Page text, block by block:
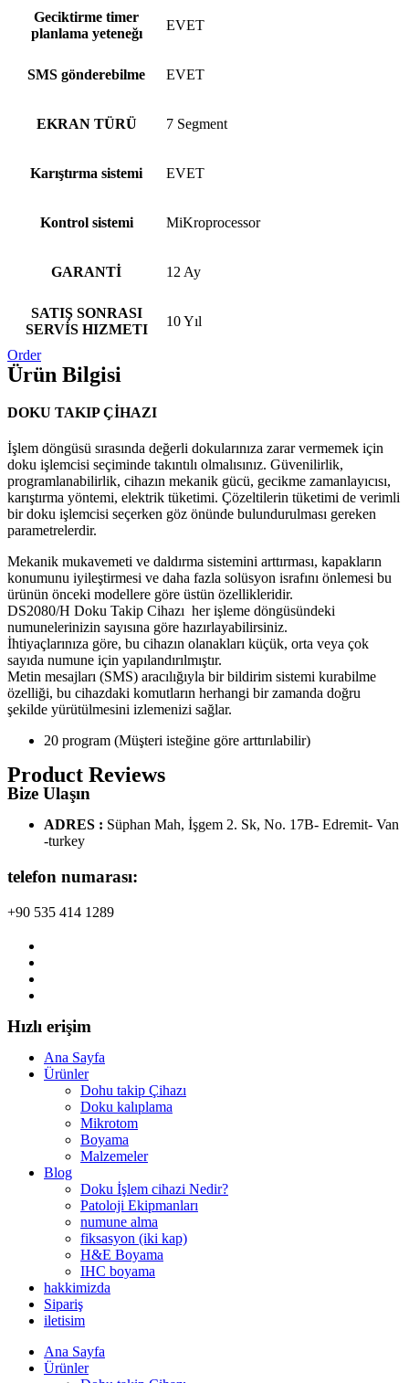
Geciktirme timer
planlama yeteneğı
EVET
SMS gönderebilme EVET
EKRAN TÜRÜ 7 Segment
Karıştırma sistemi EVET
Kontrol sistemi MiKroprocessor
GARANTİ 12 Ay
SATIŞ SONRASI
SERVİS HIZMETI
10 Yıl
Order
Ürün Bilgisi
DOKU TAKIP ÇİHAZI
İşlem döngüsü sırasında değerli dokularınıza zarar vermemek için
doku işlemcisi seçiminde takıntılı olmalısınız. Güvenilirlik,
programlanabilirlik, cihazın mekanik gücü, gecikme zamanlayıcısı,
karıştırma yöntemi, elektrik tüketimi. Çözeltilerin tüketimi de verimli
bir doku işlemcisi seçerken göz önünde bulundurulması gereken
parametrelerdir.
Mekanik mukavemeti ve daldırma sistemini arttırması, kapakların
konumunu iyileştirmesi ve daha fazla solüsyon israfını önlemesi bu
ürünün önceki modellere göre üstün özellikleridir.
DS2080/H Doku Takip Cihazı her işleme döngüsündeki
numunelerinizin sayısına göre hazırlayabilirsiniz.
İhtiyaçlarınıza göre, bu cihazın olanakları küçük, orta veya çok
sayıda numune için yapılandırılmıştır.
Metin mesajları (SMS) aracılığıyla bir bildirim sistemi kurabilme
özelliği, bu cihazdaki komutların herhangi bir zamanda doğru
şekilde yürütülmesini izlemenizi sağlar.
20 program (Müşteri isteğine göre arttırılabilir)
Product Reviews
Bize Ulaşın
ADRES : Süphan Mah, İşgem 2. Sk, No. 17B- Edremit- Van
-turkey
telefon numarası:
+90 535 414 1289
Hızlı erişim
Ana Sayfa
Ürünler
Dohu takip Çihazı
Doku kalıplama
Mikrotom
Boyama
Malzemeler
Blog
Doku İşlem cihazi Nedir?
Patoloji Ekipmanları
numune alma
fiksasyon (iki kap)
H&E Boyama
IHC boyama
hakkimizda
Sipariş
iletisim
Ana Sayfa
Ürünler